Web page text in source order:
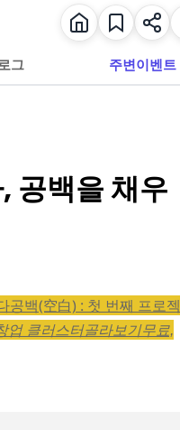
그 주변이벤트
공백을 채우
공백(空白) : 첫 번째 프로젝
업 클러스터골라보기무료,